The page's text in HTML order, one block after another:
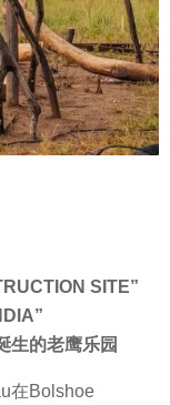
SITE”
生的老鹰乐园
在Bolshoe